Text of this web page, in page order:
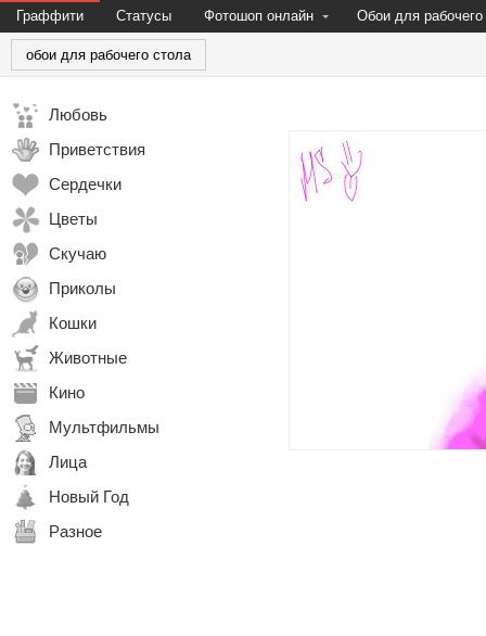
Граффити Статусы Фотошоп онлайн Обои для рабочего
обои для рабочего стола
Любовь
Приветствия
Сердечки
Цветы
Скучаю
Приколы
Кошки
Животные
Кино
Мультфильмы
Лица
Новый Год
Разное